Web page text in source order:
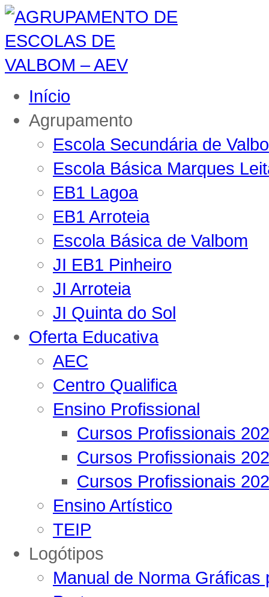
Início
Agrupamento
Escola Secundária de
Escola Básica Marques
EB1 Lagoa
EB1 Arroteia
Escola Básica de Valbom
JI EB1 Pinheiro
JI Arroteia
JI Quinta do Sol
Oferta Educativa
AEC
Centro Qualifica
Ensino Profissional
Cursos Profissionais
Cursos Profissionais
Cursos Profissionais
Ensino Artístico
TEIP
Logótipos
Manual de Norma